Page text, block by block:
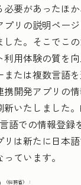
必要があったほ
プリの説明ペー
した。そこでこ
用体験の質を
または複数言語
開発アプリの情
いたしました
語での情報登録
リは新たに日本
ています。
（総務省）：